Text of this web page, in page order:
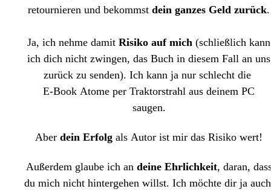
retournieren und bekommst dein ganzes Geld zurück.
Ja, ich nehme damit Risiko auf mich (schließlich kann
ich dich nicht zwingen, das Buch in diesem Fall an uns
zurück zu senden). Ich kann ja nur schlecht die
E-Book Atome per Traktorstrahl aus deinem PC
saugen.
Aber dein Erfolg als Autor ist mir das Risiko wert!
Außerdem glaube ich an deine Ehrlichkeit, daran,
du mich nicht hintergehen willst. Ich möchte dir ja